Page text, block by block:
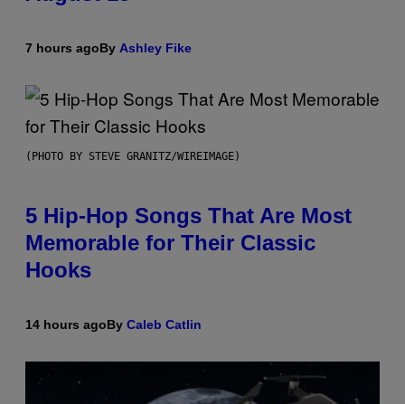
7 hours agoBy Ashley Fike
(PHOTO BY STEVE GRANITZ/WIREIMAGE)
5 Hip-Hop Songs That Are Most
Memorable for Their Classic
Hooks
14 hours agoBy Caleb Catlin